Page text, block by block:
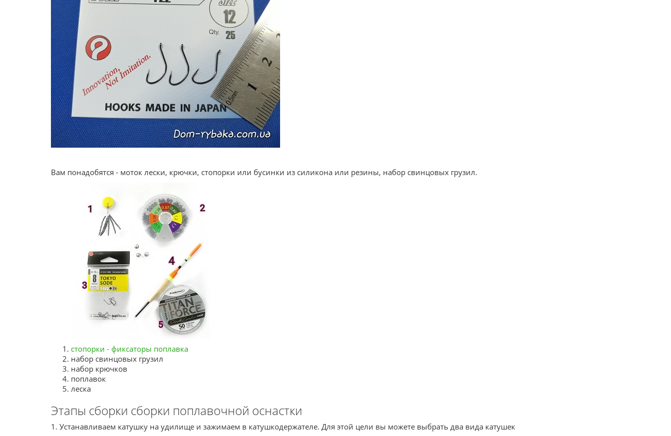
Вам понадобятся - моток лески, крючки, стопорки или бусинки из силикона или резины, набор свинцовых грузил.
стопорки - фиксаторы поплавка
набор свинцовых грузил
набор крючков
поплавок
леска
Этапы сборки сборки поплавочной оснастки
1. Устанавливаем катушку на удилище и зажимаем в катушкодержателе. Для этой цели вы можете выбрать два вида катушек